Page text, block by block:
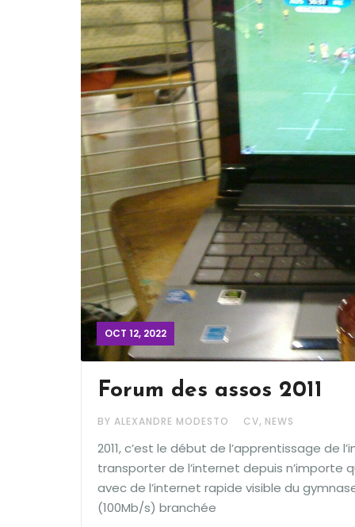
OCT 12, 2022
Forum des assos 2011
BY ALEXANDRE MODESTO CV, NEWS
2011, c’est le début de l’apprentissage de
transporter de l’internet depuis n’importe
avec de l’internet rapide visible du
(100Mb/s) branchée